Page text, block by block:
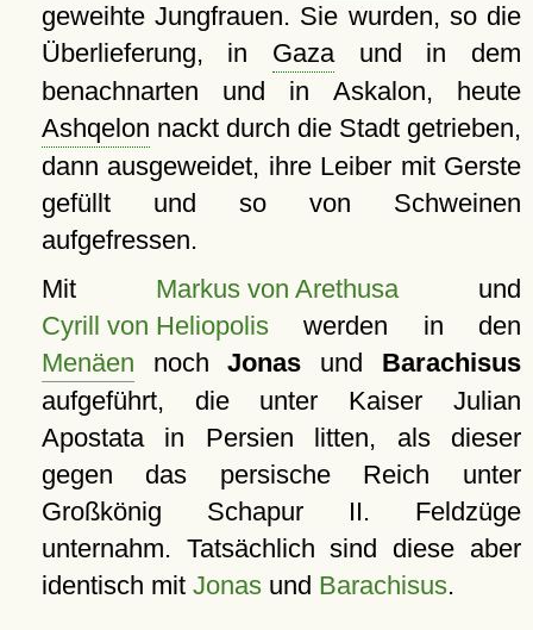
geweihte Jungfrauen. Sie wurden, so die
Überlieferung, in Gazaund in dem
benachnarten und in Askalon, heute
Ashqelon nackt durch die Stadt getrieben,
dann ausgeweidet, ihre Leiber mit Gerste
gefüllt und so von Schweinen
aufgefressen.
Mit Markus von Arethusaund
Cyrill von Heliopoliswerden in den
Menäen nochJonas und Barachisus
aufgeführt, die unter Kaiser Julian
Apostata in Persien litten, als dieser
gegen das persische Reich unter
Großkönig Schapur II. Feldzüge
unternahm. Tatsächlich sind diese aber
identisch mit Jonasund Barachisus.